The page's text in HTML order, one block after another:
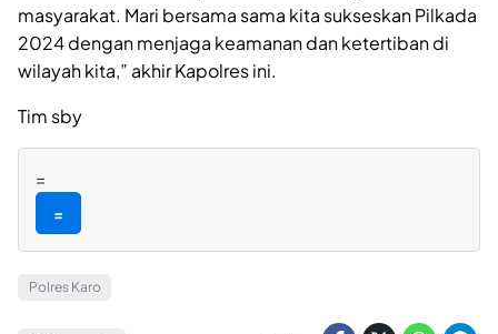
masyarakat. Mari bersama sama kita sukseskan Pilkada
2024 dengan menjaga keamanan dan ketertiban di
wilayah kita,” akhir Kapolres ini.
Tim sby
=
=
Polres Karo